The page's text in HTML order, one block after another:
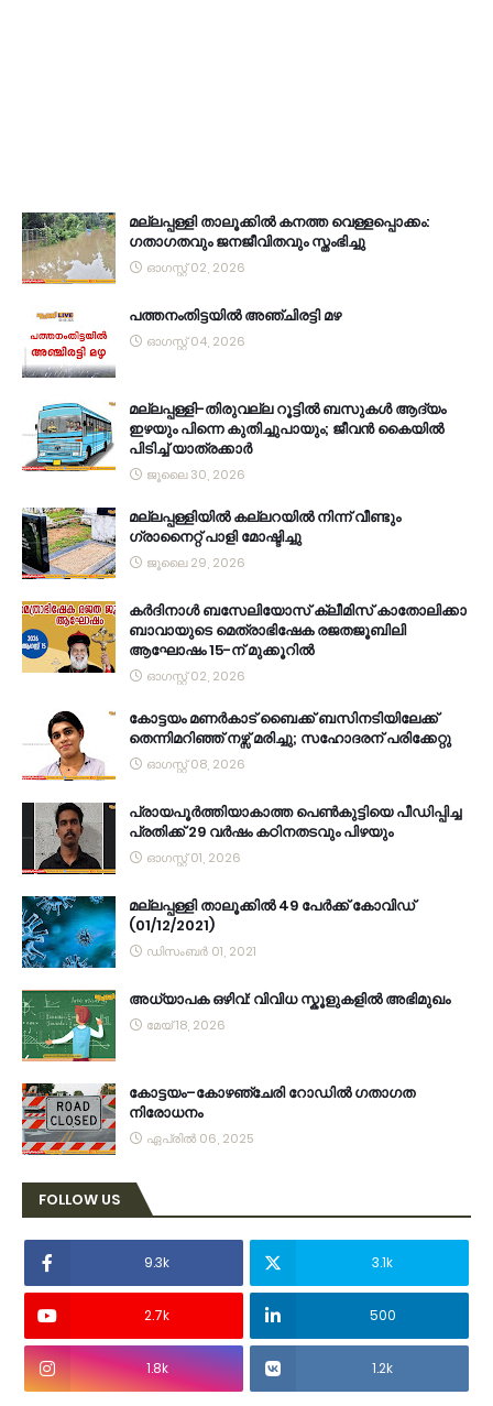
മല്ലപ്പള്ളി താലൂക്കിൽ കനത്ത വെള്ളപ്പൊക്കം:
ഗതാഗതവും ജനജീവിതവും സ്തംഭിച്ചു
ഓഗസ്റ്റ് 02, 2026
പത്തനംതിട്ടയിൽ അഞ്ചിരട്ടി മഴ
ഓഗസ്റ്റ് 04, 2026
മല്ലപ്പള്ളി-തിരുവല്ല റൂട്ടിൽ ബസുകൾ ആദ്യം
ഇഴയും പിന്നെ കുതിച്ചുപായും; ജീവൻ കൈയിൽ
പിടിച്ച് യാത്രക്കാർ
ജൂലൈ 30, 2026
മല്ലപ്പള്ളിയിൽ കല്ലറയിൽ നിന്ന് വീണ്ടും
ഗ്രാനൈറ്റ് പാളി മോഷ്ടിച്ചു
ജൂലൈ 29, 2026
കര്‍ദിനാള്‍ ബസേലിയോസ് ക്ലീമിസ് കാതോലിക്കാ
ബാവായുടെ മെത്രാഭിഷേക രജതജൂബിലി
ആഘോഷം 15-ന് മുക്കൂറില്‍
ഓഗസ്റ്റ് 02, 2026
കോട്ടയം മണർകാട് ബൈക്ക് ബസിനടിയിലേക്ക്
തെന്നിമറിഞ്ഞ് നഴ്സ് മരിച്ചു; സഹോദരന് പരിക്കേറ്റു
ഓഗസ്റ്റ് 08, 2026
പ്രായപൂർത്തിയാകാത്ത പെൺകുട്ടിയെ പീഡിപ്പിച്ച
പ്രതിക്ക് 29 വർഷം കഠിനതടവും പിഴയും
ഓഗസ്റ്റ് 01, 2026
മല്ലപ്പള്ളി താലൂക്കിൽ 49 പേർക്ക് കോവിഡ്
(01/12/2021)
ഡിസംബർ 01, 2021
അധ്യാപക ഒഴിവ്: വിവിധ സ്കൂളുകളിൽ അഭിമുഖം
മേയ് 18, 2026
കോട്ടയം–കോഴഞ്ചേരി റോഡിൽ ഗതാഗത
നിരോധനം
ഏപ്രിൽ 06, 2025
FOLLOW US
9.3k 3.1k
2.7k 500
1.8k 1.2k